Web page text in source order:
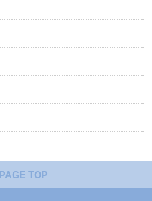
PAGE TOP